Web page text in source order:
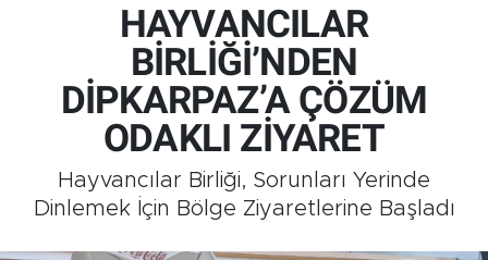
HAYVANCILAR
BİRLİĞİ’NDEN
DİPKARPAZ’A ÇÖZÜM
ODAKLI ZİYARET
Hayvancılar Birliği, Sorunları Yerinde
Dinlemek İçin Bölge Ziyaretlerine Başladı